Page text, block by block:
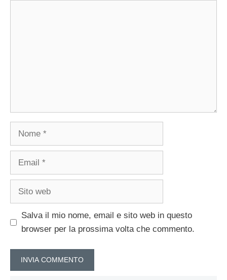
Nome
Email
Sito
Salva il mio nome, email e sito web in questo
browser per la prossima volta che commento.